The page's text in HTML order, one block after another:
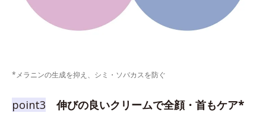
*メラニンの生成を抑え、シミ・ソバカスを防ぐ
point3 伸びの良いクリームで全顔・首もケア*